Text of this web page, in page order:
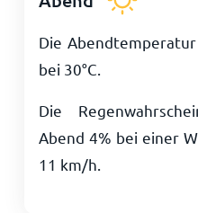
Die
bei 30°C
Die
Abend 4% bei einer
11 km/h